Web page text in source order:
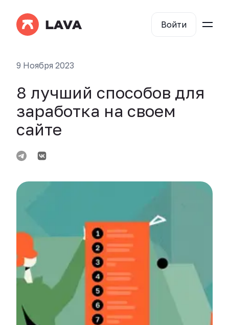
Войти
9 Ноября 2023
8 лучший способов для
заработка на своем
сайте